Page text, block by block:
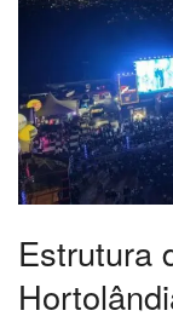
Estrutura